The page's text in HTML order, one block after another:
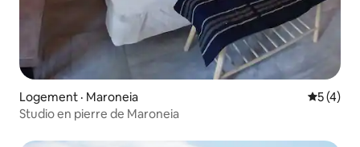
Logement · Maroneia Note
5 (4)
Studio en pierre de Maroneia